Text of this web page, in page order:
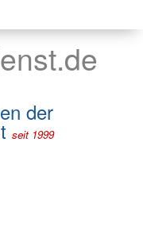
der
seit 1999